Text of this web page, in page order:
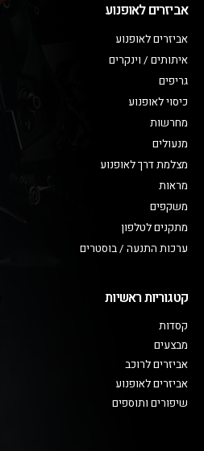
אביזרים לאופנוע
אביזרים לאופנוע
איתותים / וינקרים
גריפים
כיסוי לאופנוע
מחרשות
מנעולים
מצלמת דרך לאופנוע
מראות
משקפים
מתקנים לטלפון
ערכות התנעה / בוסטרים
קטגוריות ראשיות
קסדות
מבצעים
אביזרים לרוכב
אביזרים לאופנוע
שיפורים ותוספים